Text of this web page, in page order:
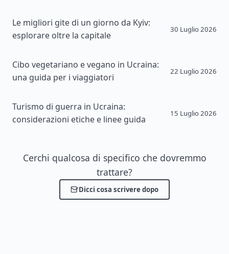
Le migliori gite di un giorno da Kyiv:
esplorare oltre la capitale
30 Luglio 2026
Cibo vegetariano e vegano in Ucraina:
una guida per i viaggiatori
22 Luglio 2026
Turismo di guerra in Ucraina:
considerazioni etiche e linee guida
15 Luglio 2026
Cerchi qualcosa di specifico che dovremmo
trattare?
Dicci cosa scrivere dopo